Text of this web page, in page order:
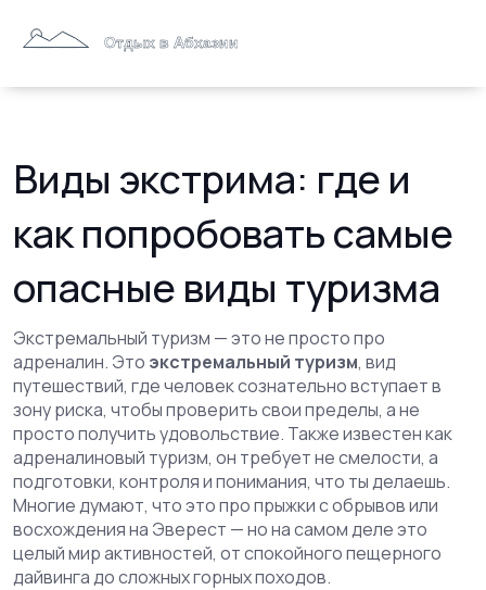
Виды экстрима: где и
как попробовать самые
опасные виды туризма
Экстремальный туризм — это не просто про
адреналин. Это экстремальный туризм, вид
путешествий, где человек сознательно вступает в
зону риска, чтобы проверить свои пределы, а не
просто получить удовольствие. Также известен как
адреналиновый туризм, он требует не смелости, а
подготовки, контроля и понимания, что ты делаешь.
Многие думают, что это про прыжки с обрывов или
восхождения на Эверест — но на самом деле это
целый мир активностей, от спокойного пещерного
дайвинга до сложных горных походов.